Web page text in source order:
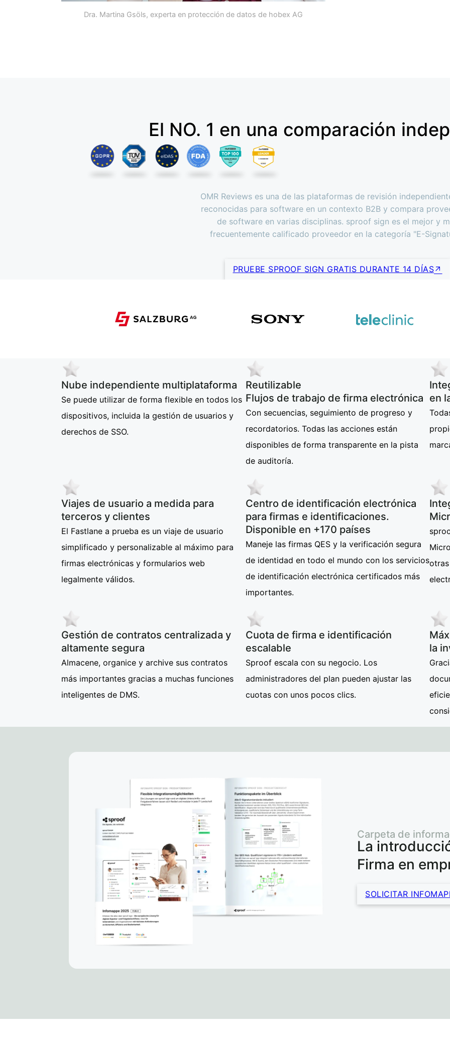
Dra. Martina Gsöls, experta en protección de datos de hobex AG
El NO. 1 en una comparación
OMR Reviews es una de las plataformas de revisión
reconocidas para software en un contexto B2B y compara
de software en varias disciplinas. sproof sign es el mejor y
frecuentemente calificado proveedor en la categoría "E-
PRUEBE SPROOF SIGN GRATIS DURANTE 14 DÍAS
Nube independiente multiplataforma
Se puede utilizar de forma flexible en todos los
dispositivos, incluida la gestión de usuarios y
derechos de SSO.
Reutilizable
Flujos de trabajo de firma electrónica
Con secuencias, seguimiento de progreso y
recordatorios. Todas las acciones están
disponibles de forma transparente en la pista
de auditoría.
en
Viajes de usuario a medida para
terceros y clientes
El Fastlane a prueba es un viaje de usuario
simplificado y personalizable al máximo para
firmas electrónicas y formularios web
legalmente válidos.
Centro de identificación electrónica
para firmas e identificaciones.
Disponible en +170 países
Maneje las firmas QES y la verificación segura
de identidad en todo el mundo con los servicios
de identificación electrónica certificados más
importantes.
Gestión de contratos centralizada y
altamente segura
Almacene, organice y archive sus contratos
más importantes gracias a muchas funciones
inteligentes de DMS.
Cuota de firma e identificación
escalable
Sproof escala con su negocio. Los
administradores del plan pueden ajustar las
cuotas con unos pocos clics.
la
La
Firma en
Carpeta de
SOLICITAR